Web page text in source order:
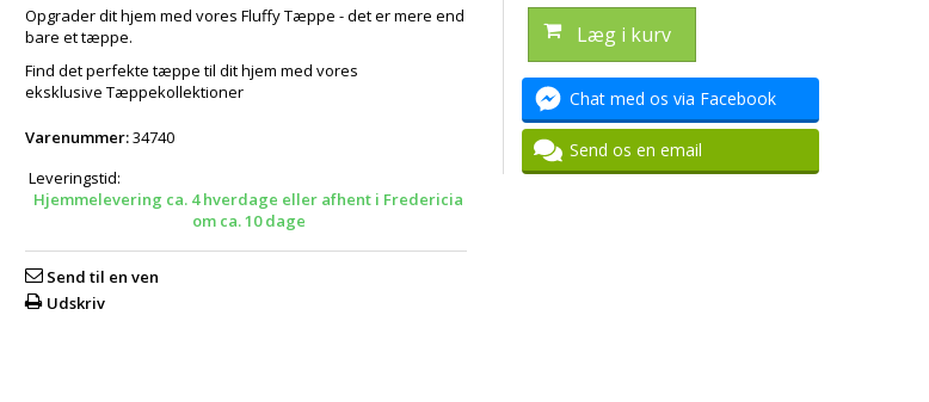
Opgrader dit hjem med vores Fluffy Tæppe - det er mere end
bare et tæppe.
Find det perfekte tæppe til dit hjem med vores
eksklusive Tæppekollektioner
Varenummer:34740
Leveringstid:
Hjemmelevering ca. 4 hverdage eller afhent i Fredericia
om ca. 10 dage
Send til en ven
Udskriv
Læg i kurv
Chat med os via Facebook
Send os en email